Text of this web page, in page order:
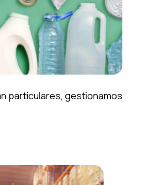
particulares, gestionamos